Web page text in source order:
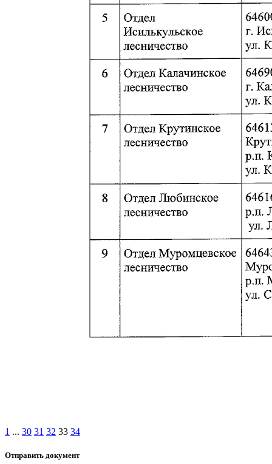
1 ... 30 31 32 33 34
Отправить документ